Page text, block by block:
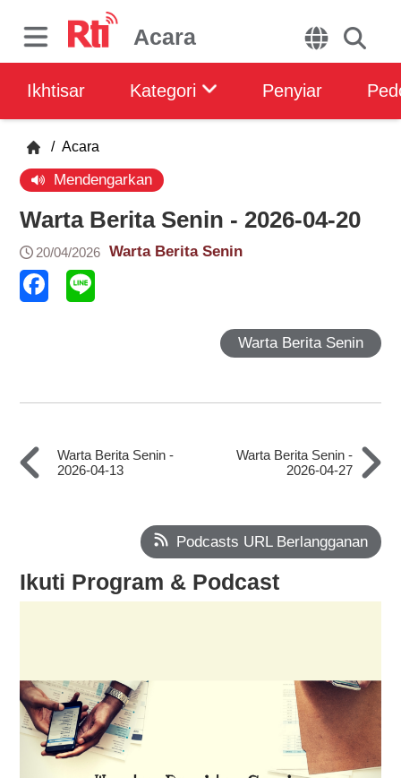
Acara
Ikhtisar Kategori Penyiar
/ Acara
Mendengarkan
Warta Berita Senin - 2026-04-20
20/04/2026 Warta Berita Senin
Warta Berita Senin
Warta Berita Senin -
2026-04-13
Warta Berita Senin -
2026-04-27
Podcasts URL Berlangganan
Ikuti Program & Podcast